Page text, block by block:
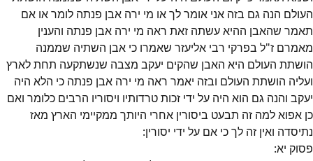
העולם הנה גם בזה אני אומר לך או מי ירה אבן פנתה לומר או אם
תאמר שהאבן ההיא עשתה זאת ראה מי ירה אבן פנתה והענין
מאמרם ז"ל בפרקי רבי אליעזר שאמרו כי אבן השתיה שממנה
הושתת העולם היא האבן שהקים יעקב מצבה שנשתקעה תחת לארץ
ועליה הושתת העולם ובזה יאמר ראה מי ירה אבן פנתה כי הלא היה
יעקב והנה גם הוא היה על ידי זכות טרדותיו ויסוריו הרבים כלומר ואם
כן אפוא למה זה תבעט ביסורין אחרי היותך ממקיימי הארץ מאז
נתיסדה ואין זה לך כי אם על ידי יסורין:
פסוק יא: